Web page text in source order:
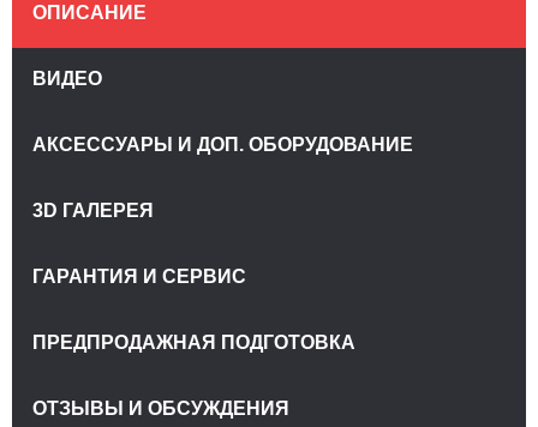
ОПИСАНИЕ
ВИДЕО
АКСЕССУАРЫ И ДОП. ОБОРУДОВАНИЕ
3D ГАЛЕРЕЯ
ГАРАНТИЯ И СЕРВИС
ПРЕДПРОДАЖНАЯ ПОДГОТОВКА
ОТЗЫВЫ И ОБСУЖДЕНИЯ